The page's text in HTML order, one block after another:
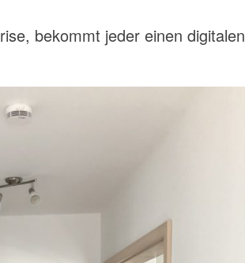
bekommt jeder einen digitalen